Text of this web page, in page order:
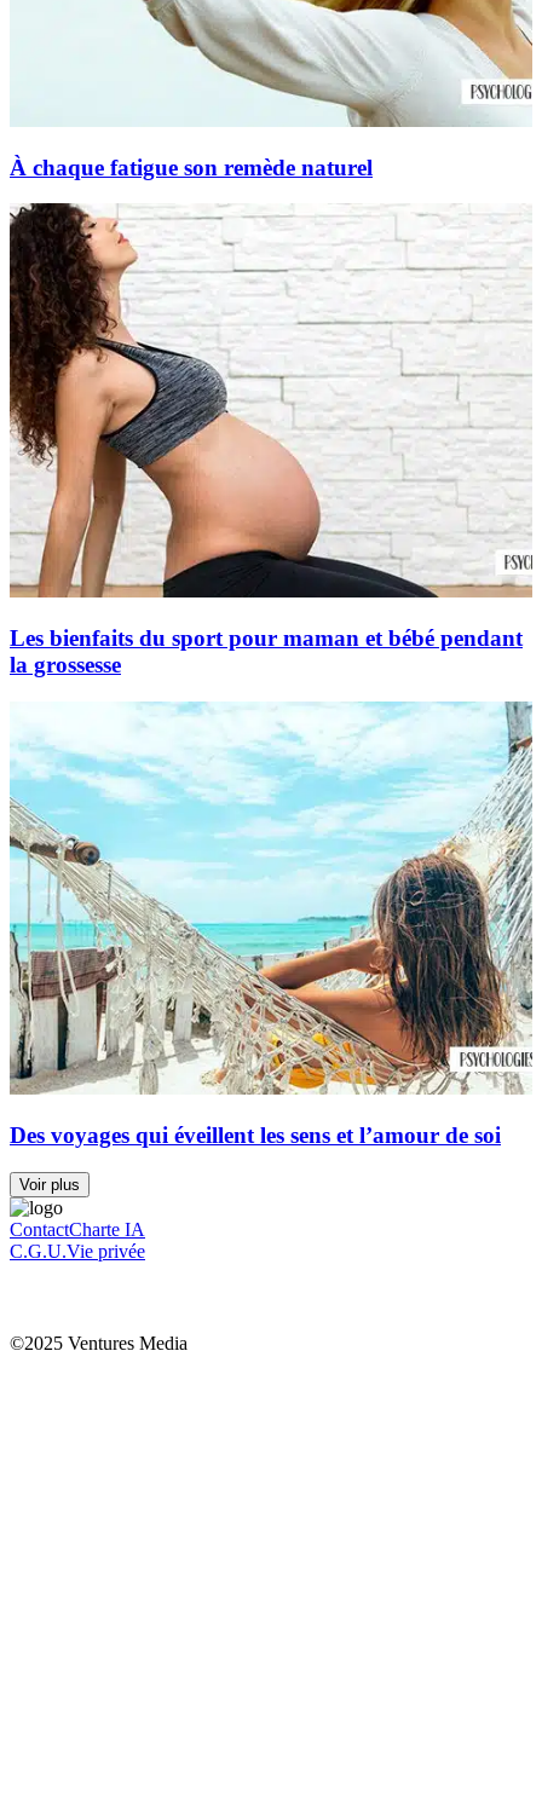
À chaque fatigue son remède naturel
Les bienfaits du sport pour maman et bébé pendant
la grossesse
Des voyages qui éveillent les sens et l’amour de soi
Voir plus
ContactCharte IA
C.G.U.Vie privée
©2025 Ventures Media